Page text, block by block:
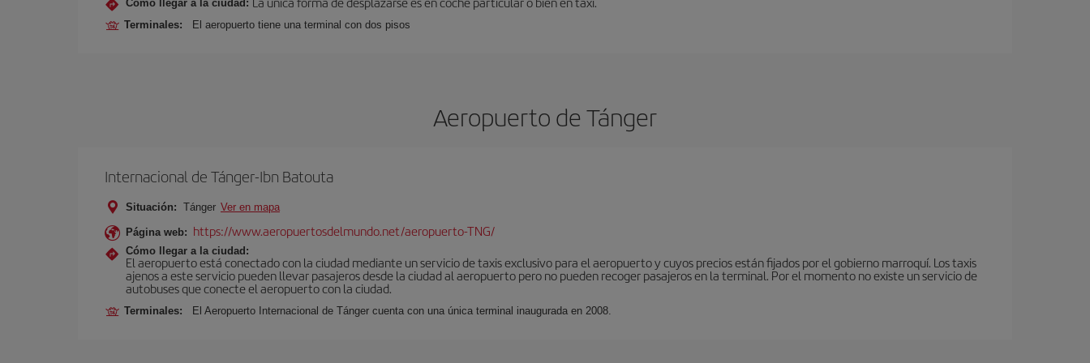
Cómo llegar a la ciudad:
Terminales: El aeropuerto tiene una terminal con dos pisos
Aeropuerto de Tánger
Internacional de Tánger-Ibn Batouta
Situación: Tánger Ver en mapa
Página web: https://www.aeropuertosdelmundo.net/aeropuerto-TNG/
Cómo llegar a la ciudad:
El aeropuerto está conectado con la ciudad mediante un servicio de taxis exclusivo para el aeropuerto y cuyos precios están fijados por el gobierno marroquí. Los taxis
ajenos a este servicio pueden llevar pasajeros desde la ciudad al aeropuerto pero no pueden recoger pasajeros en la terminal. Por el momento no existe un servicio de
autobuses que conecte el aeropuerto con la ciudad.
Terminales: El Aeropuerto Internacional de Tánger cuenta con una única terminal inaugurada en 2008.